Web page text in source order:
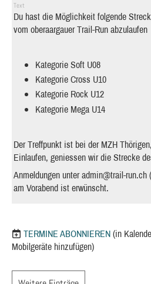
Text
Du hast die Möglichkeit folgende
vom oberaargauer Trail-Run abzulaufen
Kategorie Soft U08
Kategorie Cross U10
Kategorie Rock U12
Kategorie Mega U14
Der Treffpunkt ist bei der MZH
Einlaufen, geniessen wir die Strecke
Anmeldungen unteradmin@trail-run.ch
am Vorabend ist erwünscht.
TERMINE ABONNIEREN(in
Mobilgeräte hinzufügen)